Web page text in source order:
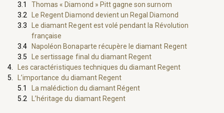
Thomas « Diamond » Pitt gagne son surnom
Le Regent Diamond devient un Regal Diamond
Le diamant Regent est volé pendant la Révolution
française
Napoléon Bonaparte récupère le diamant Regent
Le sertissage final du diamant Regent
Les caractéristiques techniques du diamant Regent
L’importance du diamant Regent
La malédiction du diamant Régent
L’héritage du diamant Regent